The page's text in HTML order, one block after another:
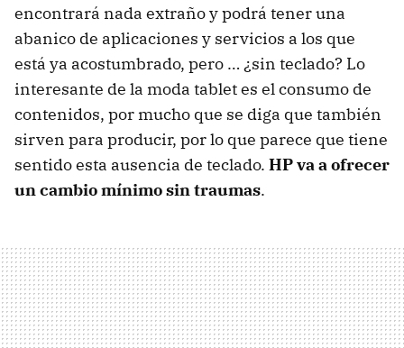
encontrará nada extraño y podrá tener una
abanico de aplicaciones y servicios a los que
está ya acostumbrado, pero … ¿sin teclado? Lo
interesante de la moda tablet es el consumo de
contenidos, por mucho que se diga que también
sirven para producir, por lo que parece que tiene
sentido esta ausencia de teclado. HP va a ofrecer
un cambio mínimo sin traumas.